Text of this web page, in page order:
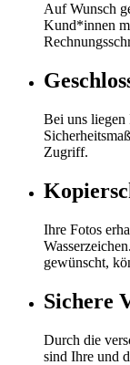
Auf Wunsch
Kund*innen
Bei uns liegen
Zugriff.
Ihre Fotos
gewünscht,
Sichere
Durch die
sind Ihre und